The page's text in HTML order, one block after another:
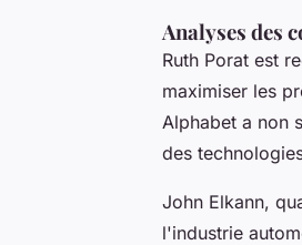
Analyses des
Ruth Porat est
maximiser les
Alphabet a non
des
John Elkann,
l'industrie